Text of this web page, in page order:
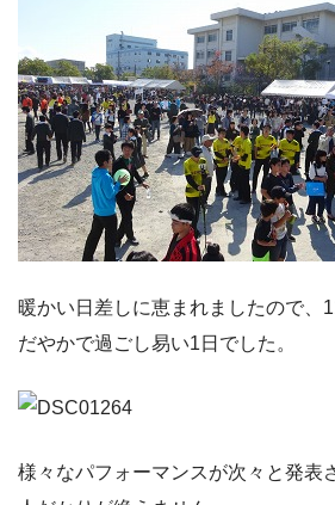
暖かい日差しに恵まれましたので、
だやかで過ごし易い1日でした。
様々なパフォーマンスが次々と発表